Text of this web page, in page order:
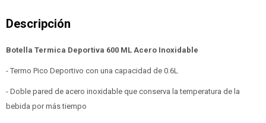
Botella Termica Deportiva 600 ML Acero Inoxidable
- Termo Pico Deportivo con una capacidad de 0.6L
- Doble pared de acero inoxidable que conserva la temperatura de la
bebida por más tiempo